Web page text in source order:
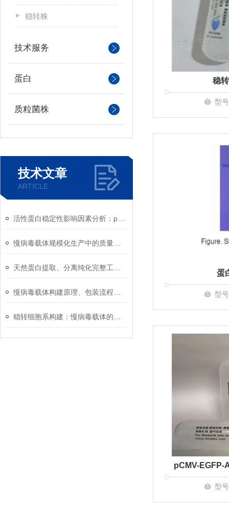
稳转株
技术服务
蛋白
质粒菌株
技术文章
ARTICLE
稳
型
蛋
型
型